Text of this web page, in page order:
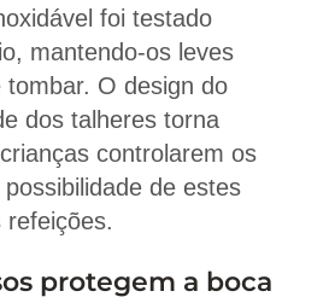
foi testado
mantendo-os leves
O design do
dos talheres torna
controlarem os
de estes
protegem a boca